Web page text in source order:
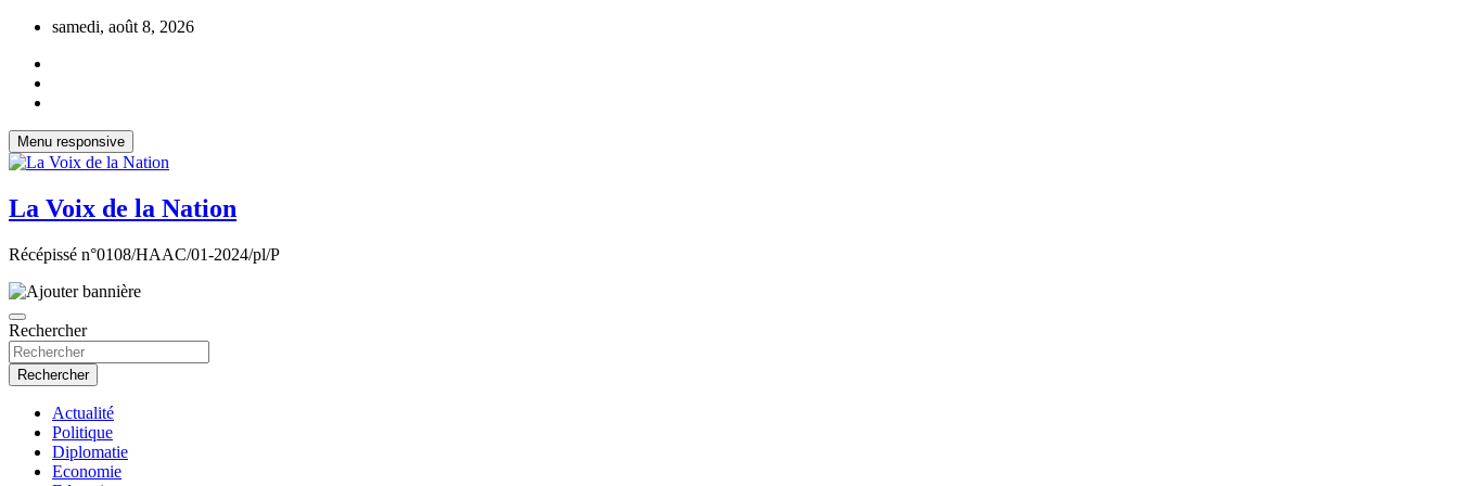
Aller
contenu
samedi, août 8, 2026
Menu responsive
La Voix de la Nation
Récépissé n°0108/HAAC/01-2024/pl/P
Rechercher
Rechercher
Actualité
Politique
Diplomatie
Economie